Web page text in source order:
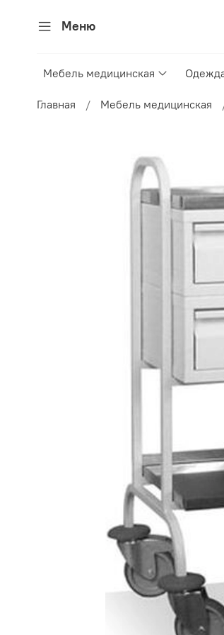
Меню
Мебель медицинская
Главная Мебель медицинская